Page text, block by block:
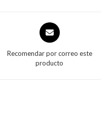
Recomendar por correo este
producto